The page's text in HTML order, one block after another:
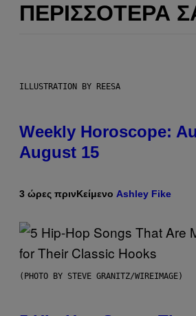
ΠΕΡΙΣΣΌΤΕΡΑ
ILLUSTRATION BY REESA
Weekly Horoscope:
August 15
3 ώρες πρινΚείμενο Ashley Fike
(PHOTO BY STEVE GRANITZ/WIREIMAGE)